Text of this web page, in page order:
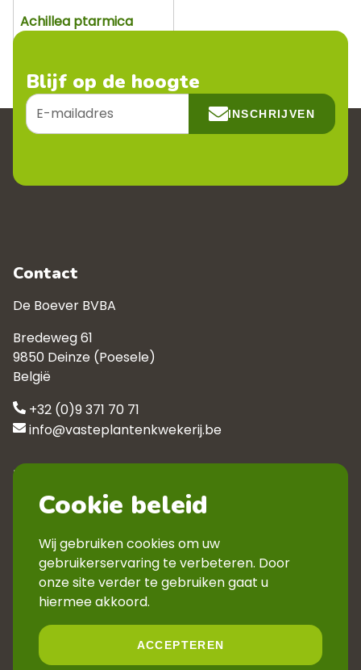
Achillea ptarmica
Blijf op de hoogte
E-
mailadres
INSCHRIJVEN
Contact
De Boever BVBA
Bredeweg 61
9850 Deinze (Poesele)
België
+32 (0)9 371 70 71
info@vasteplantenkwekerij.be
Klantenservice
Contact
Veelgestelde vragen
Verkoopsvoorwaarden
Volg ons
Cookie beleid
Wij gebruiken cookies om uw
gebruikerservaring te verbeteren. Door
onze site verder te gebruiken gaat u
hiermee akkoord.
ACCEPTEREN